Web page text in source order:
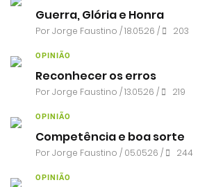
Guerra, Glória e Honra
PorJorge Faustino / 18.05.26 / 203
OPINIÃO
Reconhecer os erros
PorJorge Faustino / 13.05.26 / 219
OPINIÃO
Competência e boa sorte
PorJorge Faustino / 05.05.26 / 244
OPINIÃO